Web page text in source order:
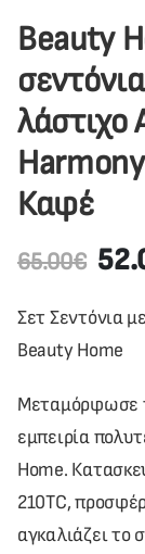
Beauty
λάστιχο
Καφέ
65.00€
Σετ Σεντόνια
Beauty Home
Μεταμόρφωσε
εμπειρία
Home.
210TC,
αγκαλιάζει